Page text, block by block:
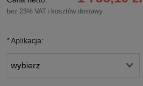
bez 23% VAT i kosztów dostawy
*Aplikacja: